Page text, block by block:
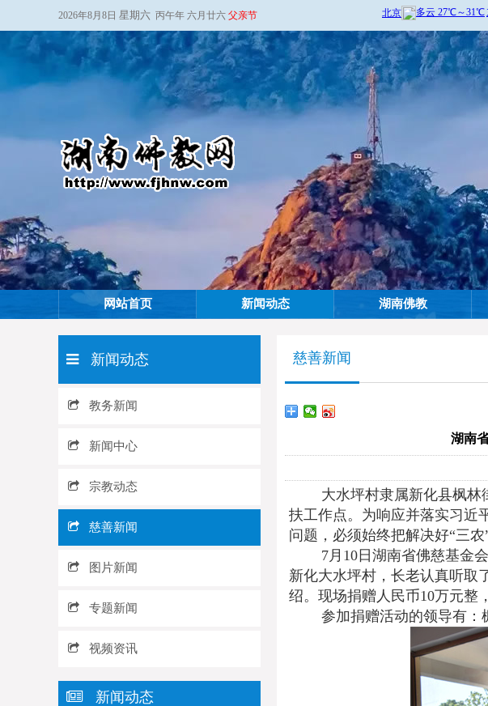
2026年8月8日 星期六 丙午年 六月廿六 父亲节
网站首页 新闻动态 湖南佛教
新闻动态
教务新闻
新闻中心
宗教动态
慈善新闻
图片新闻
专题新闻
视频资讯
新闻动态
慈善新闻
湖南
大水坪村隶属新化县枫林街
扶工作点。为响应并落实习近
问题，必须始终把解决好“三
7月10日湖南省佛慈基金会
新化大水坪村，长老认真听取
绍。现场捐赠人民币10万元整
参加捐赠活动的领导有：枫